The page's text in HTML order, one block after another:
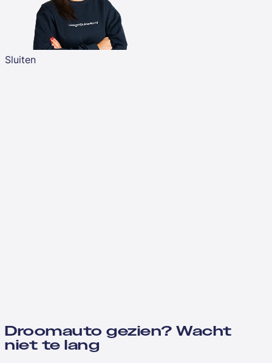
Sluiten
Droomauto gezien? Wacht
niet te lang